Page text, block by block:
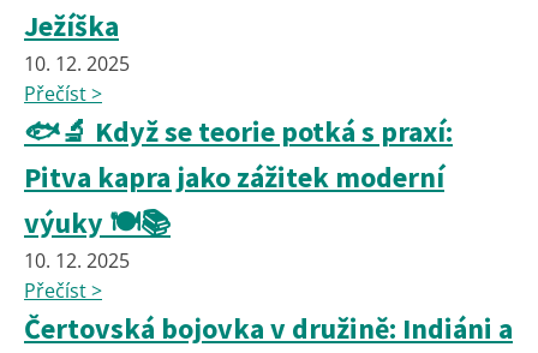
Ježíška
10. 12. 2025
Přečíst >
🐟🔬 Když se teorie potká s praxí:
Pitva kapra jako zážitek moderní
výuky 🍽️📚
10. 12. 2025
Přečíst >
Čertovská bojovka v družině: Indiáni a